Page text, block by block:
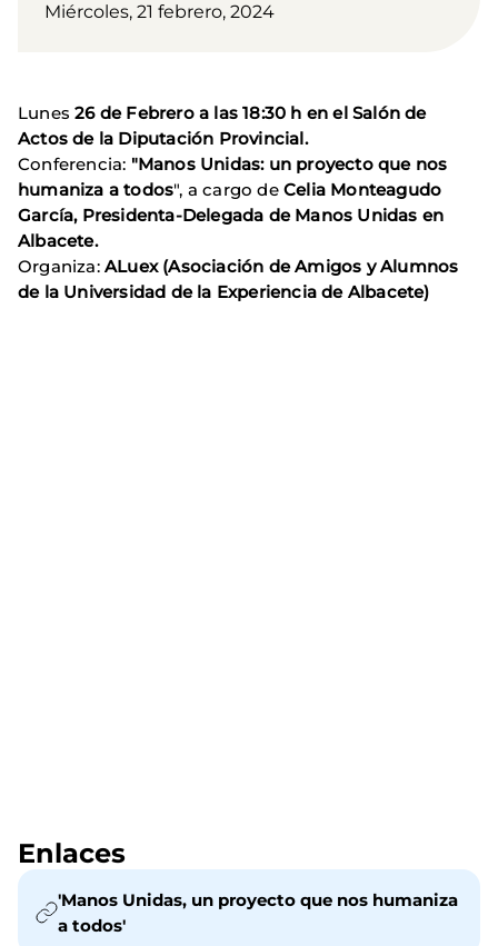
Miércoles, 21 febrero, 2024
Lunes26 de Febrero a las 18:30 h en el Salón de
Actos de la Diputación Provincial.
Conferencia: "Manos Unidas: un proyecto que nos
humaniza a todos", a cargo deCelia Monteagudo
García, Presidenta-Delegada de Manos Unidas en
Albacete.
Organiza:ALuex (Asociación de Amigos y Alumnos
de la Universidad de la Experiencia de Albacete)
Enlaces
'Manos Unidas, un proyecto que nos humaniza
a todos'